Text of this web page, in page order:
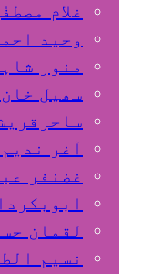
غلام
وحید
منور
سھیل
آغر ندیم
غضنفر
لقمان
نسیم